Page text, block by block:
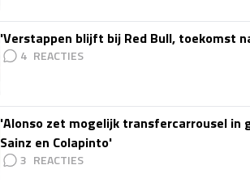
'Verstappen blijft bij Red Bull, toekomst
4
'Alonso zet mogelijk transfercarrousel in
Sainz en Colapinto'
3